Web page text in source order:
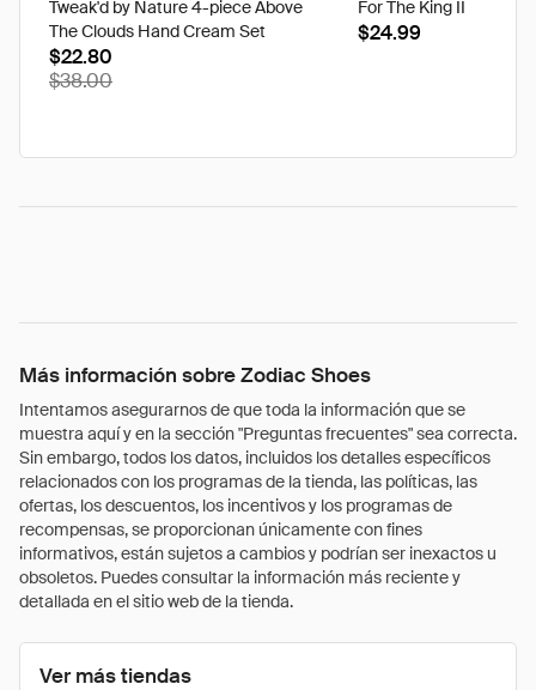
Tweak'd by Nature 4-piece Above
The Clouds Hand Cream Set
$22.80
$38.00
For The King II
$24.99
Más información sobre Zodiac Shoes
Intentamos asegurarnos de que toda la información que se
muestra aquí y en la sección "Preguntas frecuentes" sea correcta.
Sin embargo, todos los datos, incluidos los detalles específicos
relacionados con los programas de la tienda, las políticas, las
ofertas, los descuentos, los incentivos y los programas de
recompensas, se proporcionan únicamente con fines
informativos, están sujetos a cambios y podrían ser inexactos u
obsoletos. Puedes consultar la información más reciente y
detallada en el sitio web de la tienda.
Ver más tiendas